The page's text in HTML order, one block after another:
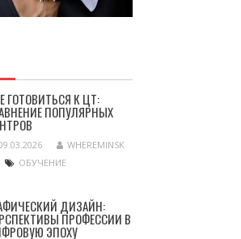
ГОТОВИТЬСЯ К ЦТ:
ПОПУЛЯРНЫХ
WHEREMINSK
ОБУЧЕНИЕ
ДИЗАЙН:
ПРОФЕССИИ В
ЭПОХУ